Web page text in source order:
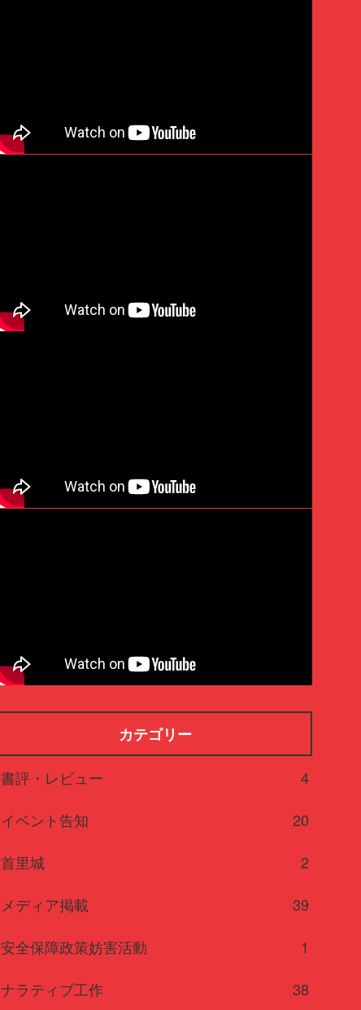
カテゴリー
書評・レビュー
4
イベント告知
20
首里城
2
メディア掲載
39
安全保障政策妨害活動
1
ナラティブ工作
38